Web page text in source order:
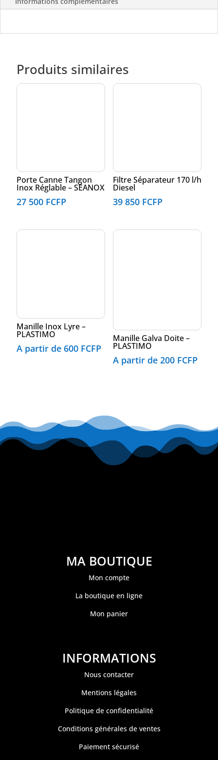
Produits similaires
Porte Canne Tangon
Inox Réglable – SEANOX
27 500 FCFP
Filtre Séparateur 170 l/h
Diesel
39 850 FCFP
Manille Inox Lyre –
PLASTIMO
A partir de 600 FCFP
Manille Galva Doite –
PLASTIMO
A partir de 200 FCFP
MA BOUTIQUE
Mon compte
La boutique en ligne
Mon panier
INFORMATIONS
Nous contacter
Mentions légales
Politique de confidentialité
Conditions générales de ventes
Paiement sécurisé